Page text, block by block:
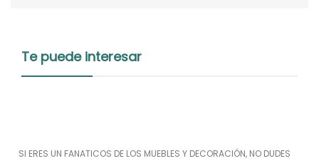
Te puede interesar
SI ERES UN FANATICOS DE LOS MUEBLES Y DECORACIÓN, NO DUDES